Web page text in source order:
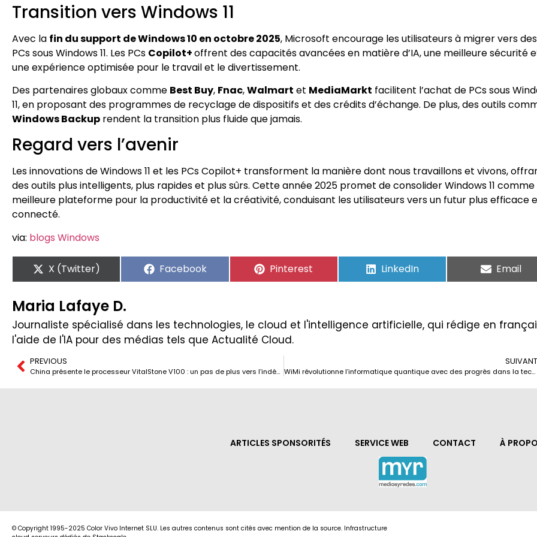
Transition vers Windows 11
Avec la fin du support de Windows 10 en octobre 2025, Microsoft encourage les utilisateurs à migrer vers des
PCs sous Windows 11. Les PCs Copilot+offrent des capacités avancées en matière d’IA, une meilleure sécurité
une expérience optimisée pour le travail et le divertissement.
Des partenaires globaux comme Best Buy, Fnac,Walmart et MediaMarkt facilitent l’achat de PCs sous
11, en proposant des programmes de recyclage de dispositifs et des crédits d’échange. De plus, des outils
Windows Backup rendent la transition plus fluide que jamais.
Regard vers l’avenir
Les innovations de Windows 11 et les PCs Copilot+ transforment la manière dont nous travaillons et vivons,
des outils plus intelligents, plus rapides et plus sûrs. Cette année 2025 promet de consolider Windows 11 comme
meilleure plateforme pour la productivité et la créativité, conduisant les utilisateurs vers un futur plus efficace
connecté.
via: blogs Windows
X (Twitter) Facebook Pinterest LinkedIn Email
Maria Lafaye D.
Journaliste spécialisé dans les technologies, le cloud et l'intelligence artificielle, qui rédige en
l'aide de l'IA pour des médias tels que Actualité Cloud.
PREVIOUS
China présente le processeur VitalStone V100 : un pas de plus vers l’indépendance technologique
SUIVANT
WiMi révolutionne l’informatique quantique avec des progrès dans la technologie QRAM
ARTICLES SPONSORITÉS SERVICE WEB CONTACT À
© Copyright 1995-2025 Color Vivo Internet SLU. Les autres contenus sont cités avec mention de la source. Infrastructure